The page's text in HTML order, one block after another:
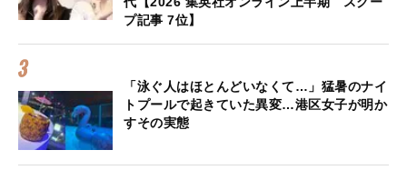
プ記事 7位】
「泳ぐ人はほとんどいなくて…」猛暑のナイ
トプールで起きていた異変…港区女子が明か
すその実態